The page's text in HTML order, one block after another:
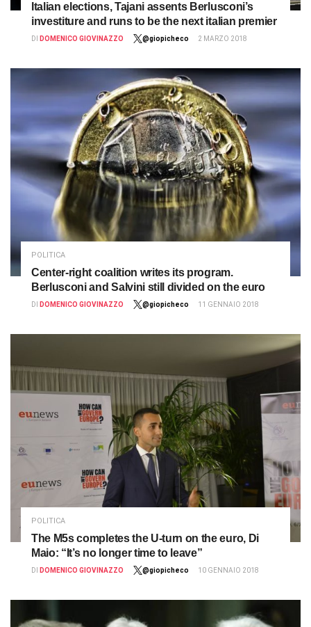
Italian elections, Tajani assents Berlusconi’s
investiture and runs to be the next italian premier
DI DOMENICO GIOVINAZZO @giopicheco 2 MARZO 2018
POLITICA
Center-right coalition writes its program.
Berlusconi and Salvini still divided on the euro
DI DOMENICO GIOVINAZZO @giopicheco 11 GENNAIO 2018
POLITICA
The M5s completes the U-turn on the euro, Di
Maio: “It’s no longer time to leave”
DI DOMENICO GIOVINAZZO @giopicheco 10 GENNAIO 2018